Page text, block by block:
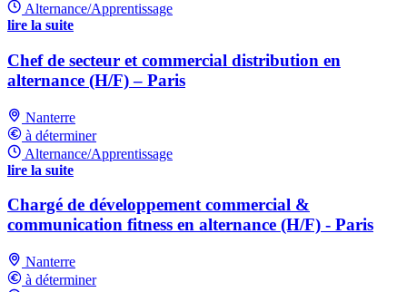
Alternance/Apprentissage
lire la suite
Chef de secteur et commercial distribution en
alternance (H/F) – Paris
Nanterre
à déterminer
Alternance/Apprentissage
lire la suite
Chargé de développement commercial &
communication fitness en alternance (H/F) - Paris
Nanterre
à déterminer